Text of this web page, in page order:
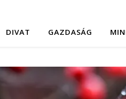
DIVAT GAZDASÁG